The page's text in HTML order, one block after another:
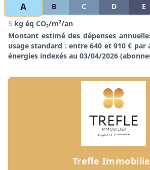
A B C D E
5 kg éq CO₂/m²/an
Montant estimé des dépenses
usage standard : entre 640 et 910 € par
énergies indexés au 03/04/2026
Trefle